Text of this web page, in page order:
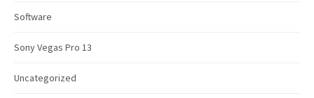
Software
Sony Vegas Pro 13
Uncategorized